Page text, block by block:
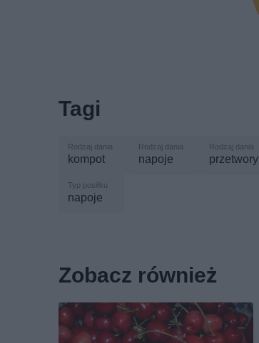
Tagi
kompot napoje przetwory
napoje
Zobacz również